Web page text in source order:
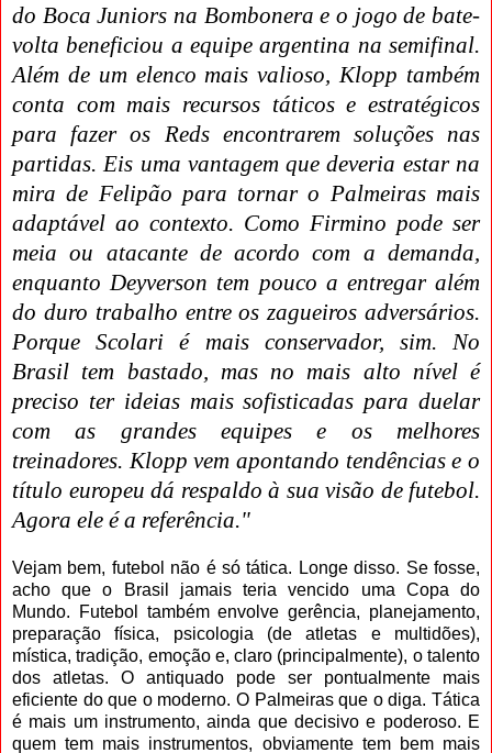
do Boca Juniors na Bombonera e o jogo de bate-
volta beneficiou a equipe argentina na semifinal.
Além de um elenco mais valioso, Klopp também
conta com mais recursos táticos e estratégicos
para fazer os Reds encontrarem soluções nas
partidas. Eis uma vantagem que deveria estar na
mira de Felipão para tornar o Palmeiras mais
adaptável ao contexto. Como Firmino pode ser
meia ou atacante de acordo com a demanda,
enquanto Deyverson tem pouco a entregar além
do duro trabalho entre os zagueiros adversários.
Porque Scolari é mais conservador, sim. No
Brasil tem bastado, mas no mais alto nível é
preciso ter ideias mais sofisticadas para duelar
com as grandes equipes e os melhores
treinadores. Klopp vem apontando tendências e o
título europeu dá respaldo à sua visão de futebol.
Agora ele é a referência."
Vejam bem, futebol não é só tática. Longe disso. Se fosse,
acho que o Brasil jamais teria vencido uma Copa do
Mundo. Futebol também envolve gerência, planejamento,
preparação física, psicologia (de atletas e multidões),
mística, tradição, emoção e, claro (principalmente), o talento
dos atletas. O antiquado pode ser pontualmente mais
eficiente do que o moderno. O Palmeiras que o diga. Tática
é mais um instrumento, ainda que decisivo e poderoso. E
quem tem mais instrumentos, obviamente tem bem mais